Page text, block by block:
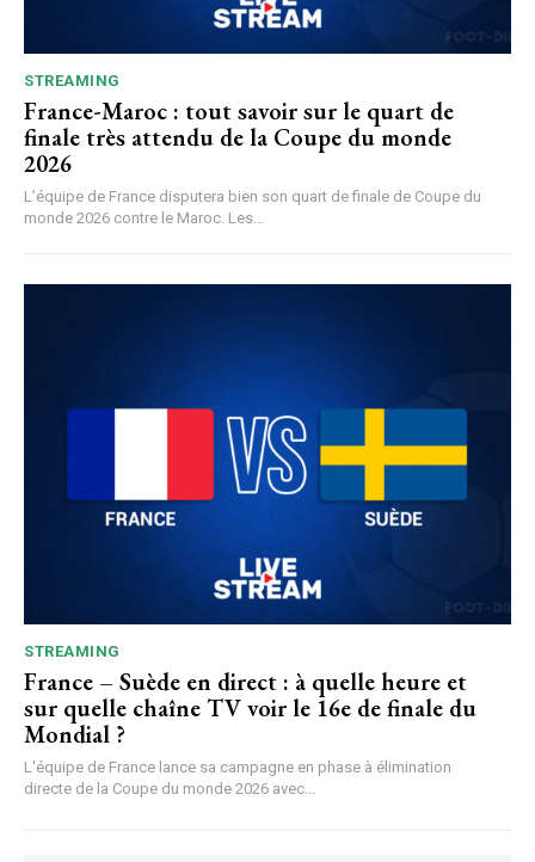
STREAMING
France-Maroc : tout savoir sur le quart de
finale très attendu de la Coupe du monde
2026
L’équipe de France disputera bien son quart de finale de Coupe du
monde 2026 contre le Maroc. Les...
STREAMING
France – Suède en direct : à quelle heure et
sur quelle chaîne TV voir le 16e de finale du
Mondial ?
L'équipe de France lance sa campagne en phase à élimination
directe de la Coupe du monde 2026 avec...